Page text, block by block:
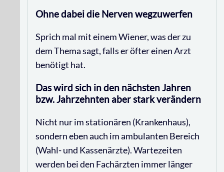
Ohne dabei die Nerven wegzuwerfen
Sprich mal mit einem Wiener, was der zu
dem Thema sagt, falls er öfter einen Arzt
benötigt hat.
Das wird sich in den nächsten Jahren
bzw. Jahrzehnten aber stark verändern
Nicht nur im stationären (Krankenhaus),
sondern eben auch im ambulanten Bereich
(Wahl- und Kassenärzte). Wartezeiten
werden bei den Fachärzten immer länger